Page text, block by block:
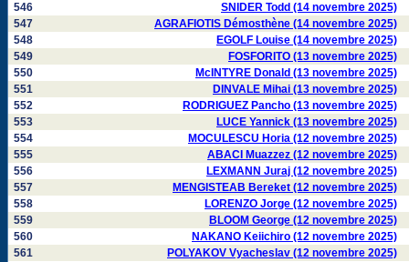
546
SNIDER Todd (14 novembre 2025)
547
AGRAFIOTIS Démosthène (14 novembre 2025)
548
EGOLF Louise (14 novembre 2025)
549
FOSFORITO (13 novembre 2025)
550
McINTYRE Donald (13 novembre 2025)
551
DINVALE Mihai (13 novembre 2025)
552
RODRIGUEZ Pancho (13 novembre 2025)
553
LUCE Yannick (13 novembre 2025)
554
MOCULESCU Horia (12 novembre 2025)
555
ABACI Muazzez (12 novembre 2025)
556
LEXMANN Juraj (12 novembre 2025)
557
MENGISTEAB Bereket (12 novembre 2025)
558
LORENZO Jorge (12 novembre 2025)
559
BLOOM George (12 novembre 2025)
560
NAKANO Keiichiro (12 novembre 2025)
561
POLYAKOV Vyacheslav (12 novembre 2025)